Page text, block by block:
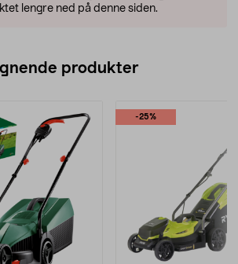
lengre ned på denne siden.
produkter
-25%